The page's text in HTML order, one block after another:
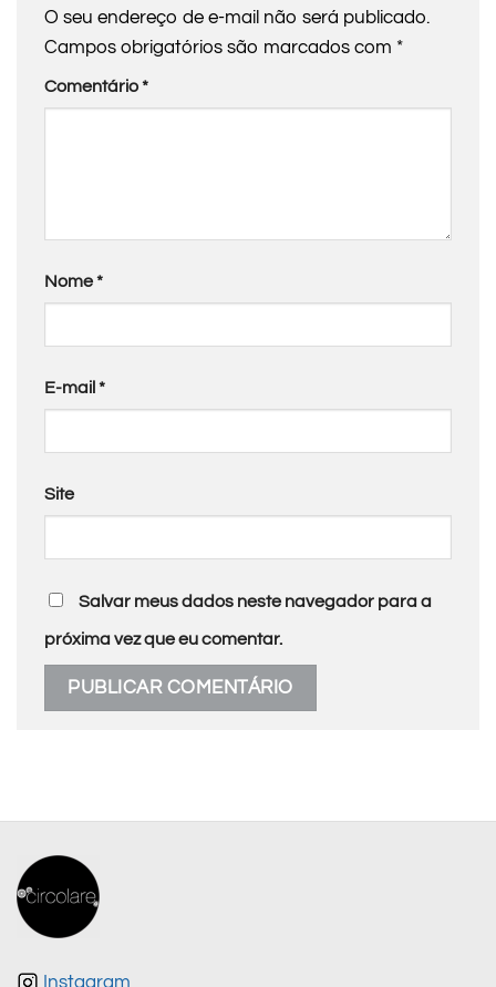
O seu endereço de e-mail não será publicado.
Campos obrigatórios são marcados com *
Comentário*
Nome*
E-mail *
Site
Salvar meus dados neste navegador para a
próxima vez que eu comentar.
Instagram